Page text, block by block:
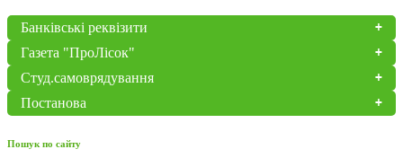
Банківські реквізити
Газета "ПроЛісок"
Студ.самоврядування
Постанова
Пошук по сайту